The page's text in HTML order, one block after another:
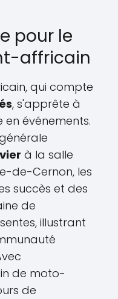
pour le
affricain
qui compte
, s'apprête à
en événements.
à la salle
de-Cernon, les
succès et des
de
illustrant
de moto-
de